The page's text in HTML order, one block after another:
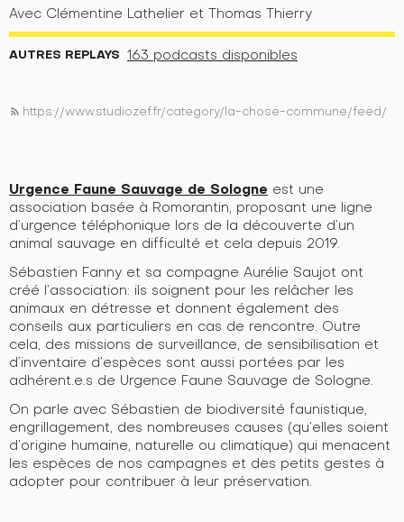
Avec Clémentine Lathelier et Thomas Thierry
AUTRES REPLAYS 163 podcasts disponibles
rss_feed https://www.studiozef.fr/category/la-chose-commune/feed/
Urgence Faune Sauvage de Sologne est une
association basée à Romorantin, proposant une ligne
d’urgence téléphonique lors de la découverte d’un
animal sauvage en difficulté et cela depuis 2019.
Sébastien Fanny et sa compagne Aurélie Saujot ont
créé l’association: ils soignent pour les relâcher les
animaux en détresse et donnent également des
conseils aux particuliers en cas de rencontre. Outre
cela, des missions de surveillance, de sensibilisation et
d’inventaire d’espèces sont aussi portées par les
adhérent.e.s de Urgence Faune Sauvage de Sologne.
On parle avec Sébastien de biodiversité faunistique,
engrillagement, des nombreuses causes (qu’elles soient
d’origine humaine, naturelle ou climatique) qui menacent
les espèces de nos campagnes et des petits gestes à
adopter pour contribuer à leur préservation.